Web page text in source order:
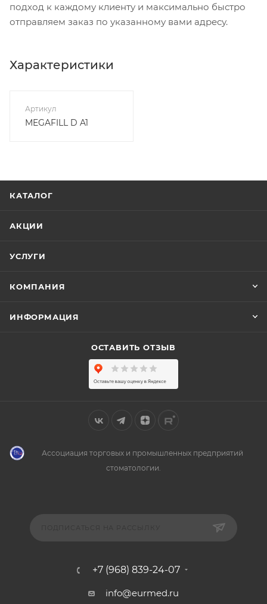
подход к каждому клиенту и максимально быстро
отправляем заказ по указанному вами адресу.
Характеристики
Артикул
MEGAFILL D A1
КАТАЛОГ
АКЦИИ
УСЛУГИ
КОМПАНИЯ
ИНФОРМАЦИЯ
ОСТАВИТЬ ОТЗЫВ
Ассоциация торговых и промышленных предприятий
стоматологии.
+7 (968) 839-24-07
info@eurmed.ru